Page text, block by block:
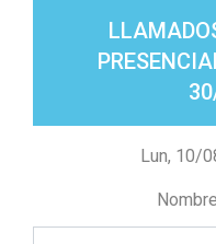
Lun, 10/
Nombre